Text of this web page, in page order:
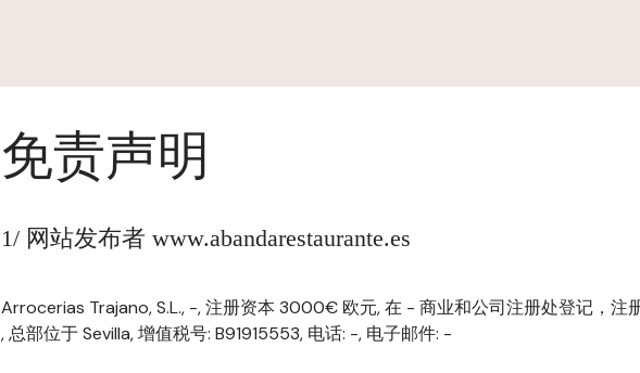
免责声明
1/ 网站发布者 www.abandarestaurante.es
Arrocerias Trajano, S.L., -, 注册资本 3000€ 欧元, 在 - 商业和公司注册处登记，注
, 总部位于 Sevilla, 增值税号: B91915553, 电话: -, 电子邮件: -